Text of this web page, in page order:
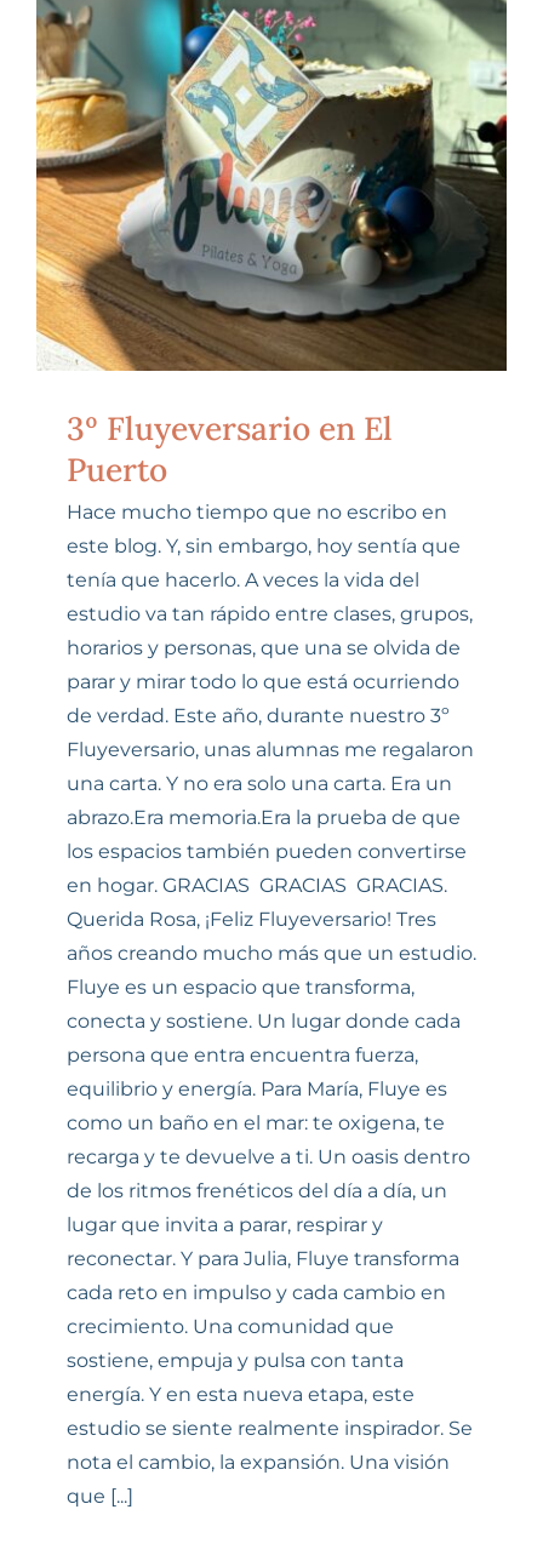
SESIONES ONLINE
Carrito
3º Fluyeversario en El
Puerto
Hace mucho tiempo que no escribo en
este blog. Y, sin embargo, hoy sentía que
tenía que hacerlo. A veces la vida del
estudio va tan rápido entre clases, grupos,
horarios y personas, que una se olvida de
parar y mirar todo lo que está ocurriendo
de verdad. Este año, durante nuestro 3º
Fluyeversario, unas alumnas me regalaron
una carta. Y no era solo una carta. Era un
abrazo.Era memoria.Era la prueba de que
los espacios también pueden convertirse
en hogar. GRACIAS GRACIAS GRACIAS.
Querida Rosa, ¡Feliz Fluyeversario! Tres
años creando mucho más que un estudio.
Fluye es un espacio que transforma,
conecta y sostiene. Un lugar donde cada
persona que entra encuentra fuerza,
equilibrio y energía. Para María, Fluye es
como un baño en el mar: te oxigena, te
recarga y te devuelve a ti. Un oasis dentro
de los ritmos frenéticos del día a día, un
lugar que invita a parar, respirar y
reconectar. Y para Julia, Fluye transforma
cada reto en impulso y cada cambio en
crecimiento. Una comunidad que
sostiene, empuja y pulsa con tanta
energía. Y en esta nueva etapa, este
estudio se siente realmente inspirador. Se
nota el cambio, la expansión. Una visión
que [...]